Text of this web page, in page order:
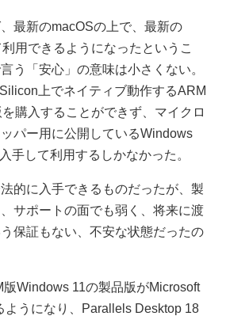
最新のmacOSの上で、最新の
用できるようになったというこ
う「安心」の意味は小さくない。
上でネイティブ動作するARM
購入することができず、マイクロ
パー用に公開しているWindows
手して利用するしかなかった。
的に入手できるものだったが、製
サポートの面でも弱く、将来に渡
保証もない、不安な状態だったの
Windows 11の製品版がMicrosoft
ようになり、Parallels Desktop 18